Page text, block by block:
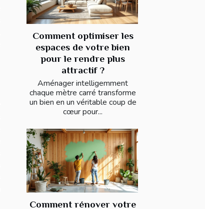
Comment optimiser les
espaces de votre bien
pour le rendre plus
attractif ?
Aménager intelligemment
chaque mètre carré transforme
un bien en un véritable coup de
cœur pour...
Comment rénover votre